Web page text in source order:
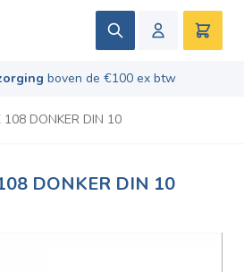
Zoek
boven de €100 ex btw
- Gebaseerd op 669 recensies
DONKER DIN 10
DONKER DIN 10